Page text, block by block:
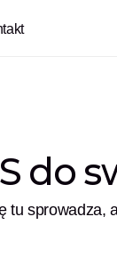
do
tu sprowadza,